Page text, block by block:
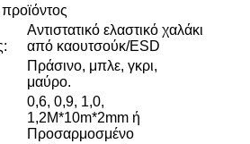
Αντιστατικό ελαστικό χαλάκι
από καουτσούκ/ESD
Πράσινο, μπλε, γκρι,
μαύρο.
0,6, 0,9, 1,0,
1,2M*10m*2mm ή
Προσαρμοσμένο